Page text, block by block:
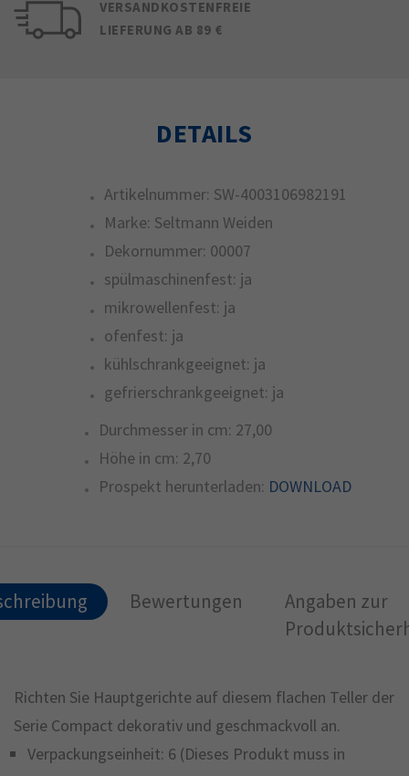
VERSANDKOSTENFREIE
LIEFERUNG AB 89 €
DETAILS
Artikelnummer: SW-4003106982191
Marke: Seltmann Weiden
Dekornummer: 00007
spülmaschinenfest: ja
mikrowellenfest: ja
ofenfest: ja
kühlschrankgeeignet: ja
gefrierschrankgeeignet: ja
Durchmesser in cm: 27,00
Höhe in cm: 2,70
Prospekt herunterladen: DOWNLOAD
Bewertungen
Angaben zur
Richten Sie Hauptgerichte auf diesem flachen Teller der
Serie Compact dekorativ und geschmackvoll an.
Verpackungseinheit: 6 (Dieses Produkt muss in